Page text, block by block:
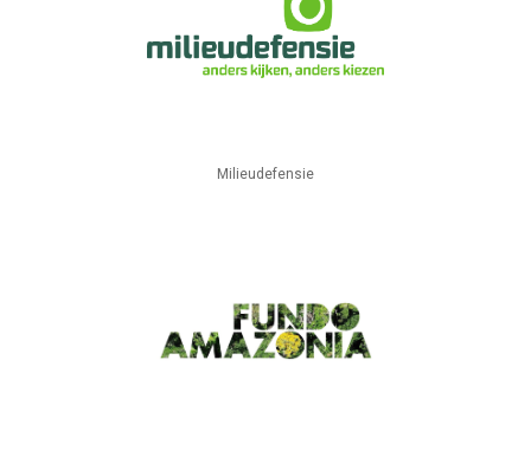
Milieudefensie